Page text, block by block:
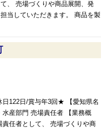
、 売場づくりや商品展開、発
当していただきます。 商品を製
122日/賞与年3回★ 【愛知県名
産部門 売場責任者 【業務概
任者として、 売場づくりや商